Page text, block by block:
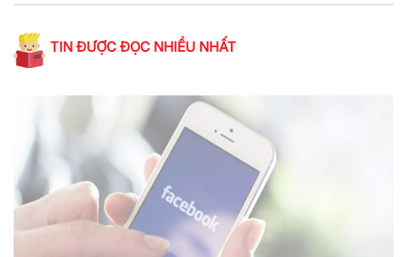
TIN ĐƯỢC ĐỌC NHIỀU NHẤT